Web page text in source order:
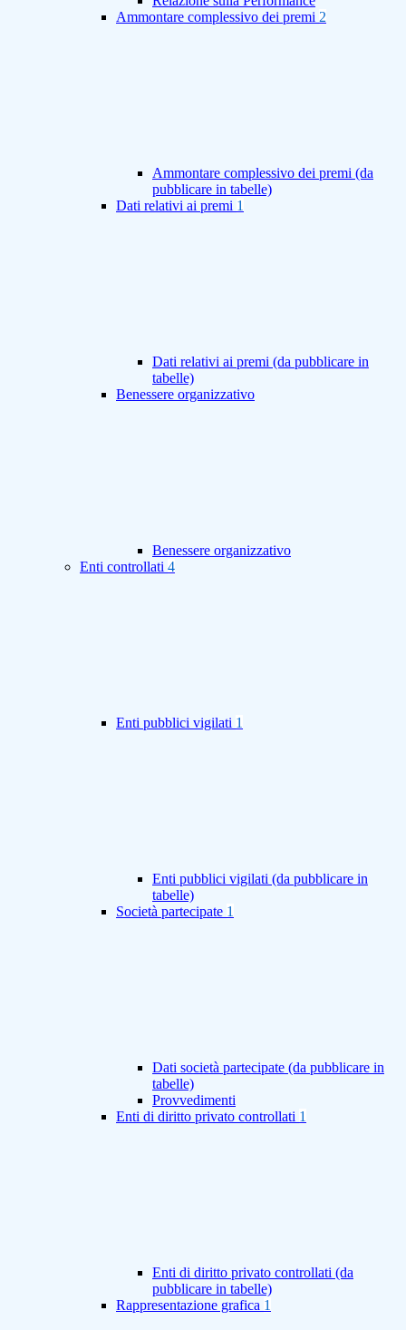
Ammontare complessivo dei premi 2
Ammontare complessivo dei premi (da
pubblicare in tabelle)
Dati relativi ai premi 1
Dati relativi ai premi (da pubblicare in
tabelle)
Benessere organizzativo
Benessere organizzativo
Enti controllati 4
Enti pubblici vigilati 1
Enti pubblici vigilati (da pubblicare in
tabelle)
Società partecipate 1
Dati società partecipate (da pubblicare in
tabelle)
Provvedimenti
Enti di diritto privato controllati 1
Enti di diritto privato controllati (da
pubblicare in tabelle)
Rappresentazione grafica 1